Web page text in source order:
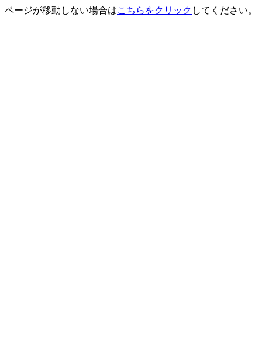
ページが移動しない場合はこちらをクリック してください。